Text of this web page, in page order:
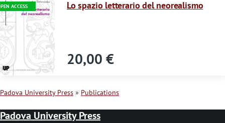
m
e
a
g
e
ACCESS Lo spazio letterario del neorealismo
20,00 €
B
Padova University Press Publications
Padova University Press